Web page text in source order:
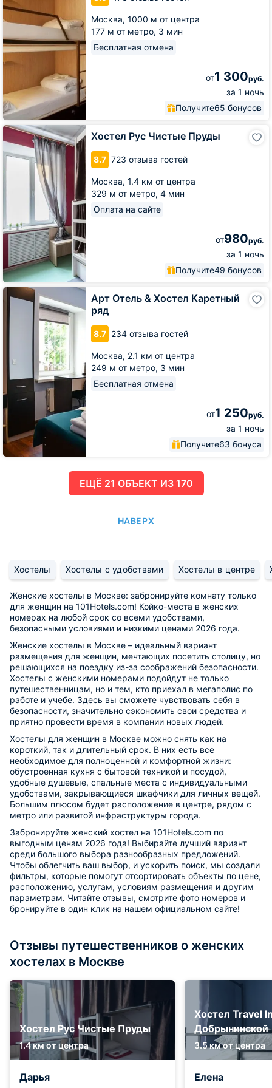
Москва, 1000 м от центра
177 м от метро, 3 мин
Бесплатная отмена
от1 300руб.
за 1 ночь
Получите65 бонусов
Хостел Рус Чистые Пруды
8.7 723 отзыва гостей
Москва, 1.4 км от центра
329 м от метро, 4 мин
Оплата на сайте
от980руб.
за 1 ночь
Получите49 бонусов
Хостел
Рус
Чистые
Пруды
Арт Отель & Хостел Каретный
ряд
8.7 234 отзыва гостей
Москва, 2.1 км от центра
249 м от метро, 3 мин
Бесплатная отмена
от1 250руб.
за 1 ночь
Получите63 бонуса
Арт
Отель
ЕЩË 21 ОБЪЕКТ ИЗ 170
НАВЕРХ
Хостелы Хостелы с удобствами Хостелы в центре
Женские хостелы в Москве: забронируйте комнату только
для женщин на 101Hotels.com! Койко-места в женских
номерах на любой срок со всеми удобствами,
безопасными условиями и низкими ценами 2026 года.
Женские хостелы в Москве – идеальный вариант
размещения для женщин, мечтающих посетить столицу, но
решающихся на поездку из-за соображений безопасности.
Хостелы с женскими номерами подойдут не только
путешественницам, но и тем, кто приехал в мегаполис по
работе и учебе. Здесь вы сможете чувствовать себя в
безопасности, значительно сэкономить свои средства и
приятно провести время в компании новых людей.
Хостелы для женщин в Москве можно снять как на
короткий, так и длительный срок. В них есть все
необходимое для полноценной и комфортной жизни:
обустроенная кухня с бытовой техникой и посудой,
удобные душевые, спальные места с индивидуальными
удобствами, закрывающиеся шкафчики для личных вещей.
Большим плюсом будет расположение в центре, рядом с
метро или развитой инфраструктуры города.
Забронируйте женский хостел на 101Hotels.com по
выгодным ценам 2026 года! Выбирайте лучший вариант
среди большого выбора разнообразных предложений.
Чтобы облегчить ваш выбор, и ускорить поиск, мы создали
фильтры, которые помогут отсортировать объекты по цене,
расположению, услугам, условиям размещения и другим
параметрам. Читайте отзывы, смотрите фото номеров и
бронируйте в один клик на нашем официальном сайте!
Отзывы путешественников о женских
хостелах в Москве
Хостел Рус Чистые Пруды
1.4 км от центра
Дарья
Хостел Travel
Добрынинской
3.5 км от центра
Елена